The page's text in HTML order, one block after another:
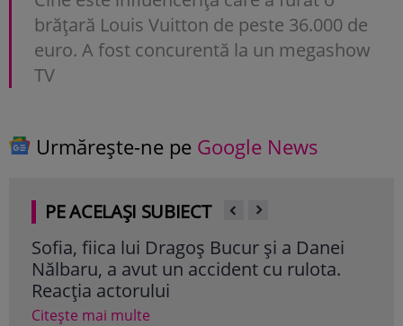
brățară Louis Vuitton de peste 36.000 de
euro. A fost concurentă la un megashow
TV
Urmărește-ne pe Google News
PE ACELAȘI SUBIECT
Adina Halas, de urgență la spital. A fost
implicată într-un accident casnic:
„Stupid”
Citește mai multe